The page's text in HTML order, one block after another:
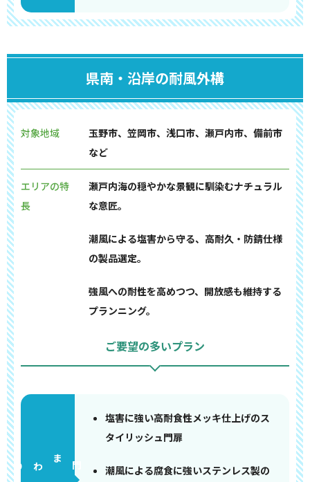
県南・沿岸の耐風外構
対象地域
玉野市、笠岡市、浅口市、瀬戸内市、備前市
など
エリアの特
長
瀬戸内海の穏やかな景観に馴染むナチュラル
な意匠。
潮風による塩害から守る、高耐久・防錆仕様
の製品選定。
強風への耐性を高めつつ、開放感も維持する
プランニング。
ご要望の多いプラン
門まわり
塩害に強い高耐食性メッキ仕上げのス
タイリッシュ門扉
潮風による腐食に強いステンレス製の